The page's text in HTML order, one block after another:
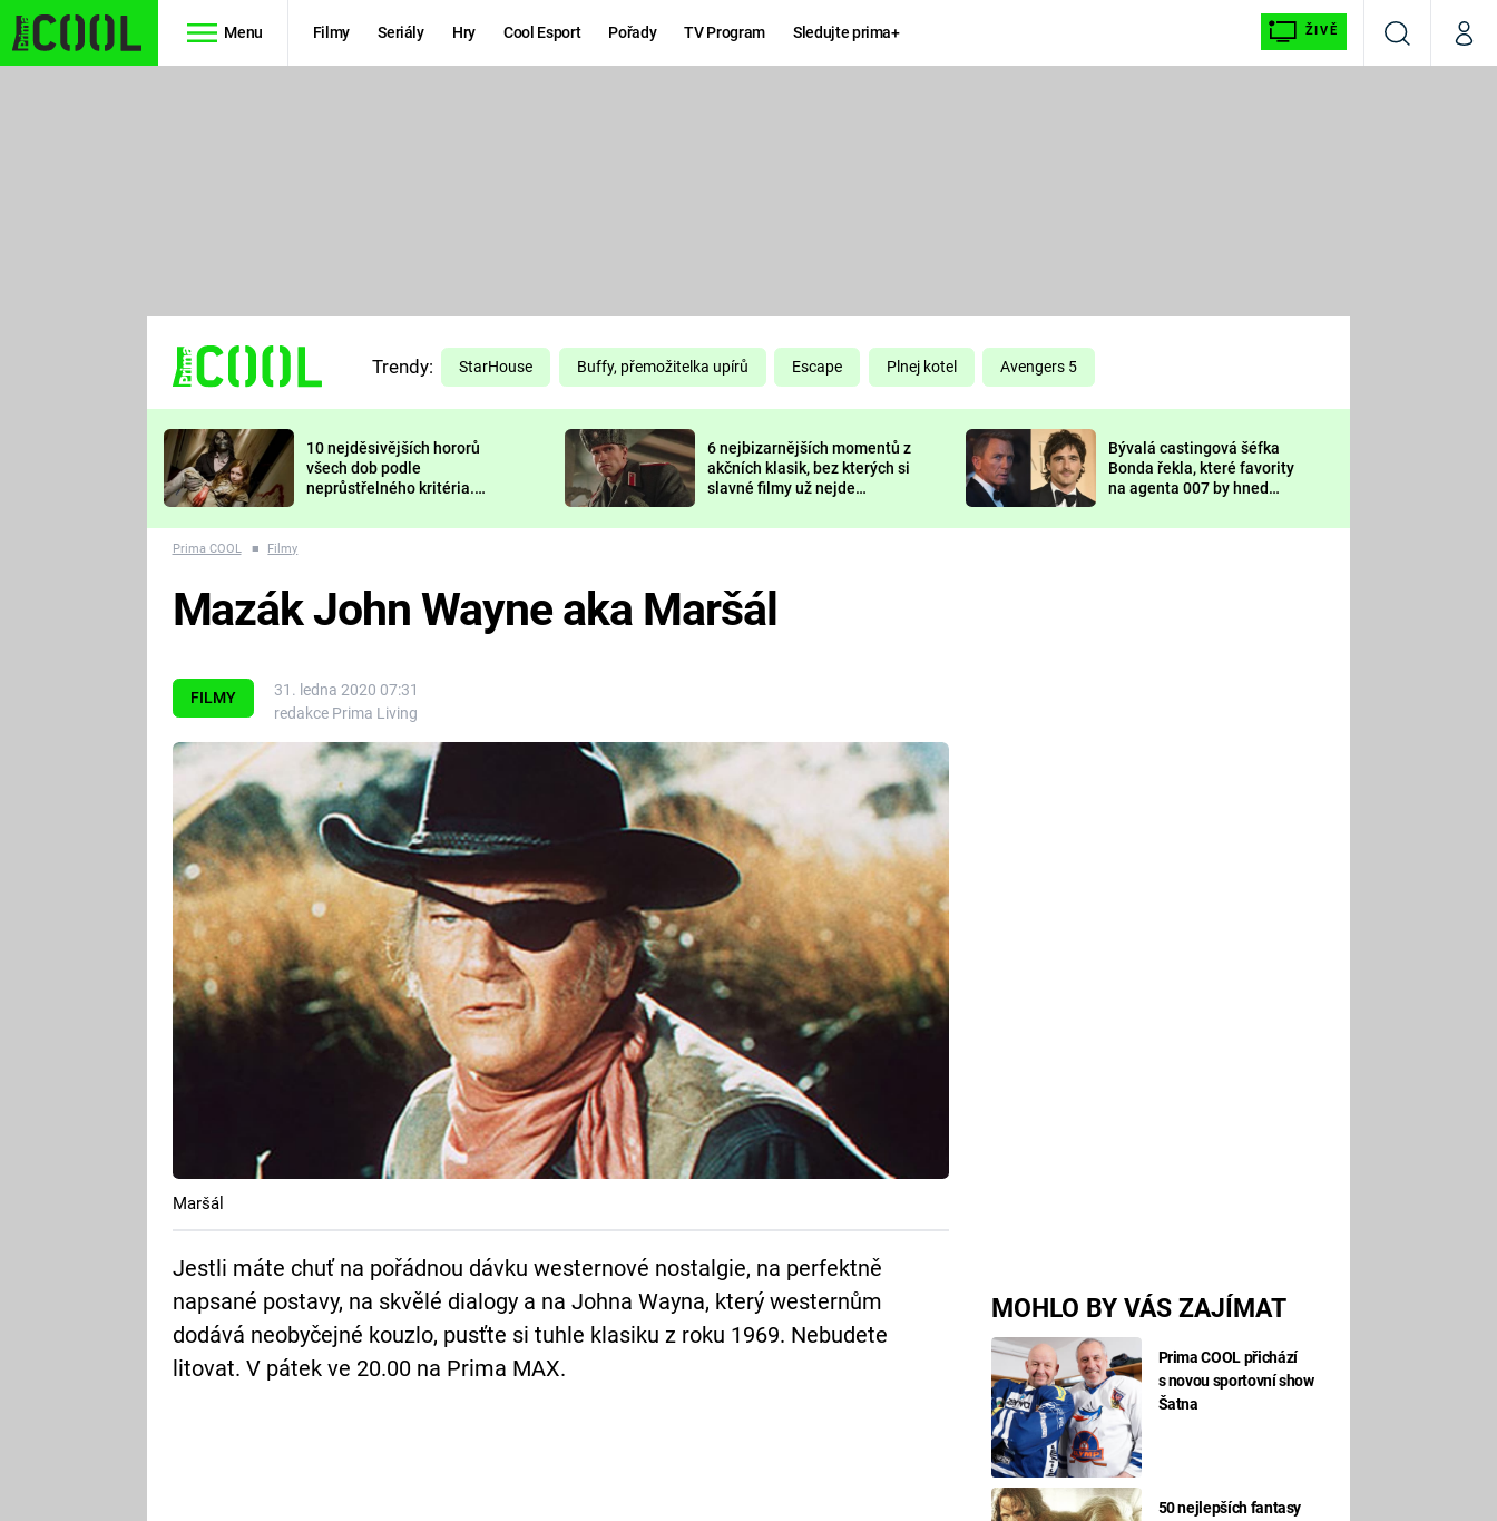
Menu Filmy Seriály Hry Cool Esport Pořady TV Program Sledujte prima+ ŽIVĚ
VyhledáváníMůj
TŘESKU
FUTURAMA
PREDÁTOR
DELIVERANCE
KOMEDIE
CHUCK
NORRIS
DEADPOOL
Prima LAJK
Sledujte nás
Trendy: StarHouse Buffy, přemožitelka upírů Escape Plnej kotel Avengers 5
10 nejděsivějších hororů
všech dob podle
neprůstřelného kritéria.
nejvíc zvednou tep?
6 nejbizarnějších momentů z
akčních klasik, bez kterých si
slavné filmy už nejde
Bývalá castingová šéfka
Bonda řekla, které favority
na agenta 007 by hned
Prima COOL ■ Filmy
FILMY
31. ledna 2020 07:31
redakce Prima Living
MOHLO BY VÁS ZAJÍMAT
Prima COOL přichází
s novou sportovní show
Šatna
50 nejlepších fantasy
Mazák John Wayne aka Maršál
Maršál
Jestli máte chuť na pořádnou dávku westernové nostalgie, na perfektně
napsané postavy, na skvělé dialogy a na Johna Wayna, který westernům
dodává neobyčejné kouzlo, pusťte si tuhle klasiku z roku 1969. Nebudete
litovat. V pátek ve 20.00 na Prima MAX.